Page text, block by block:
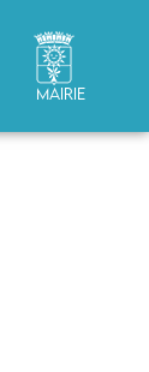
Mairie